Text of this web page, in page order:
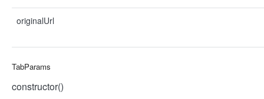
originalUrl
TabParams
constructor()